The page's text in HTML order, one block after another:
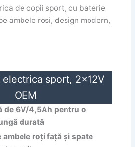
electrica sport, 2x12V
OEM
de 6V/4,5Ah pentru o
durată
ambele roți față și spate